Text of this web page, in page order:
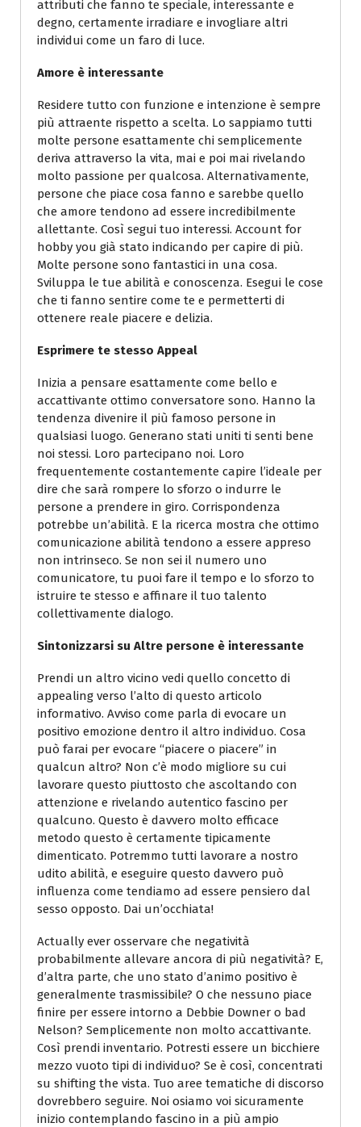
attributi che fanno te speciale, interessante e
degno, certamente irradiare e invogliare altri
individui come un faro di luce.
Amore è interessante
Residere tutto con funzione e intenzione è sempre
più attraente rispetto a scelta. Lo sappiamo tutti
molte persone esattamente chi semplicemente
deriva attraverso la vita, mai e poi mai rivelando
molto passione per qualcosa. Alternativamente,
persone che piace cosa fanno e sarebbe quello
che amore tendono ad essere incredibilmente
allettante. Così segui tuo interessi. Account for
hobby you già stato indicando per capire di più.
Molte persone sono fantastici in una cosa.
Sviluppa le tue abilità e conoscenza. Esegui le cose
che ti fanno sentire come te e permetterti di
ottenere reale piacere e delizia.
Esprimere te stesso Appeal
Inizia a pensare esattamente come bello e
accattivante ottimo conversatore sono. Hanno la
tendenza divenire il più famoso persone in
qualsiasi luogo. Generano stati uniti ti senti bene
noi stessi. Loro partecipano noi. Loro
frequentemente costantemente capire l’ideale per
dire che sarà rompere lo sforzo o indurre le
persone a prendere in giro. Corrispondenza
potrebbe un’abilità. E la ricerca mostra che ottimo
comunicazione abilità tendono a essere appreso
non intrinseco. Se non sei il numero uno
comunicatore, tu puoi fare il tempo e lo sforzo to
istruire te stesso e affinare il tuo talento
collettivamente dialogo.
Sintonizzarsi su Altre persone è interessante
Prendi un altro vicino vedi quello concetto di
appealing verso l’alto di questo articolo
informativo. Avviso come parla di evocare un
positivo emozione dentro il altro individuo. Cosa
può farai per evocare “piacere o piacere” in
qualcun altro? Non c’è modo migliore su cui
lavorare questo piuttosto che ascoltando con
attenzione e rivelando autentico fascino per
qualcuno. Questo è davvero molto efficace
metodo questo è certamente tipicamente
dimenticato. Potremmo tutti lavorare a nostro
udito abilità, e eseguire questo davvero può
influenza come tendiamo ad essere pensiero dal
sesso opposto. Dai un’occhiata!
Actually ever osservare che negatività
probabilmente allevare ancora di più negatività? E,
d’altra parte, che uno stato d’animo positivo è
generalmente trasmissibile? O che nessuno piace
finire per essere intorno a Debbie Downer o bad
Nelson? Semplicemente non molto accattivante.
Così prendi inventario. Potresti essere un bicchiere
mezzo vuoto tipi di individuo? Se è così, concentrati
su shifting the vista. Tuo aree tematiche di discorso
dovrebbero seguire. Noi osiamo voi sicuramente
inizio contemplando fascino in a più ampio